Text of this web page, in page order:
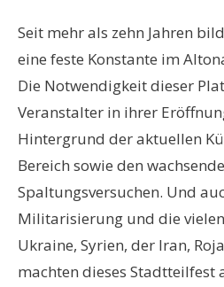
Seit mehr als zehn Jahren
eine feste Konstante im
Die Notwendigkeit dieser
Veranstalter in ihrer
Hintergrund der aktuellen
Bereich sowie den
Spaltungsversuchen. Und
Militarisierung und die
Ukraine, Syrien, der Iran,
machten dieses Stadtteilfest